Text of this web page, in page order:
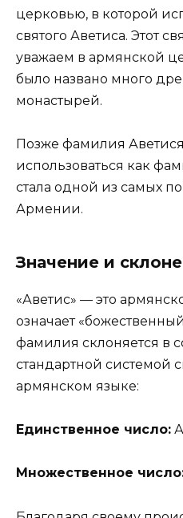
церковью, в которой
святого Аветиса. Этот
уважаем в армянской
было названо много
монастырей.
Позже фамилия
использоваться как
стала одной из самых
Армении.
Значение и
«Аветис» — это
означает
фамилия склоняется в
стандартной системой
армянском языке:
Единственное число:
Множественное